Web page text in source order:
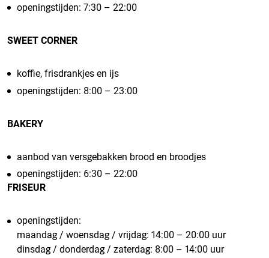
openingstijden: 7:30 – 22:00
SWEET CORNER
koffie, frisdrankjes en ijs
openingstijden: 8:00 – 23:00
BAKERY
aanbod van versgebakken brood en broodjes
openingstijden: 6:30 – 22:00
FRISEUR
openingstijden:
maandag / woensdag / vrijdag: 14:00 – 20:00 uur
dinsdag / donderdag / zaterdag: 8:00 – 14:00 uur